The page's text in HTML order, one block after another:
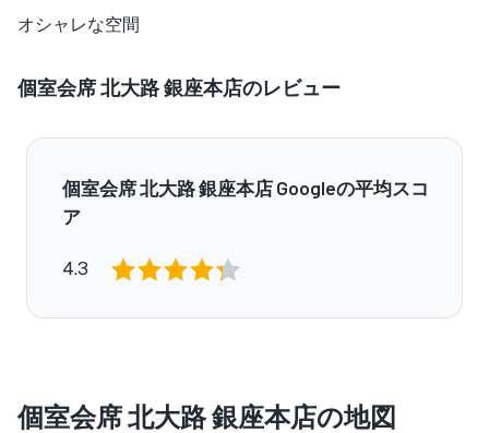
オシャレな空間
個室会席 北大路 銀座本店のレビュー
個室会席 北大路 銀座本店 Googleの平均スコ
ア
4.3
個室会席 北大路 銀座本店の地図